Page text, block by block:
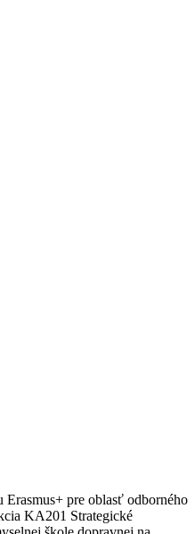
pre oblasť odborného
KA201 Strategické